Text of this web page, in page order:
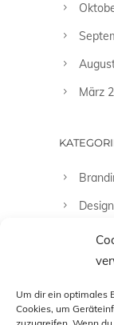
Um dir ein optimales
Cookies, um
März
Design
Fashion